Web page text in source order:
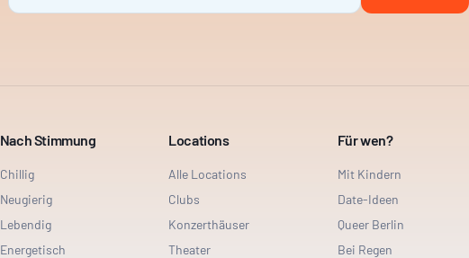
Nach Stimmung
Chillig
Neugierig
Lebendig
Energetisch
Locations
Alle Locations
Clubs
Konzerthäuser
Theater
Für wen?
Mit Kindern
Date-Ideen
Queer Berlin
Bei Regen